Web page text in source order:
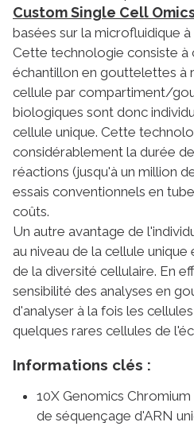
Custom Single Cell
basées sur la microfluidique
Cette technologie consiste à
échantillon en gouttelettes à
cellule par compartiment/
biologiques sont donc
cellule unique. Cette
considérablement la durée
réactions (jusqu'à un million
essais conventionnels en
coûts.
Un autre avantage de
au niveau de la cellule
de la diversité cellulaire. En
sensibilité des analyses en
d'analyser à la fois les
quelques rares cellules de
Informations clés :
10X Genomics
de séquençage d'ARN